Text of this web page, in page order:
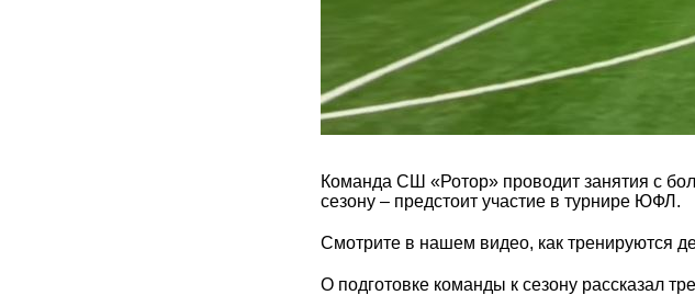
Команда СШ «Ротор» проводит занятия с
сезону – предстоит участие в турнире ЮФЛ.
Смотрите в нашем видео, как тренируются
О подготовке команды к сезону рассказал